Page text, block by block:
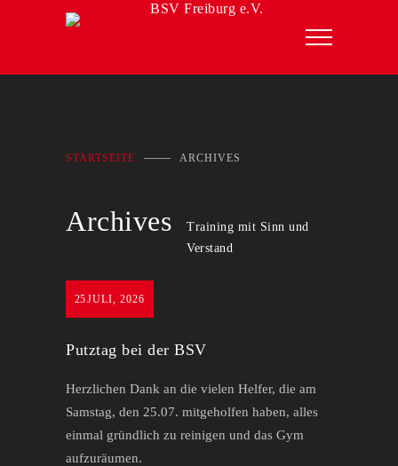
BSV Freiburg e.V.
STARTSEITE ARCHIVES
Archives
Training mit Sinn und
Verstand
25JULI, 2026
Putztag bei der BSV
Herzlichen Dank an die vielen Helfer, die am
Samstag, den 25.07. mitgeholfen haben, alles
einmal gründlich zu reinigen und das Gym
aufzuräumen.